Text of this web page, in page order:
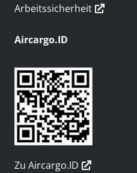
Arbeitssicherheit
Aircargo.ID
Zu Aircargo.ID